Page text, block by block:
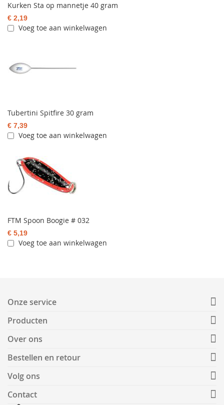
Kurken Sta op mannetje 40 gram
€ 2,19
Voeg toe aan winkelwagen
Tubertini Spitfire 30 gram
€ 7,39
Voeg toe aan winkelwagen
FTM Spoon Boogie # 032
€ 5,19
Voeg toe aan winkelwagen
Onze service
Producten
Over ons
Bestellen en retour
Volg ons
Contact